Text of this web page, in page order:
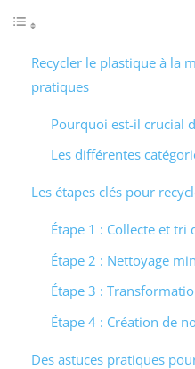
Recycler le plastique à la
pratiques
Pourquoi est-il crucial
Les différentes
Les étapes clés pour
Étape 1 : Collecte et tri
Étape 2 : Nettoyage
Étape 3 :
Étape 4 : Création de
Des astuces pratiques